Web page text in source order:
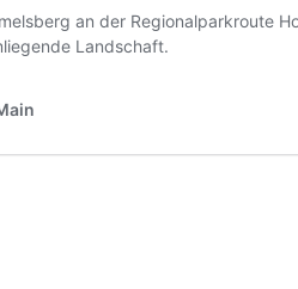
an der Regionalparkroute
Landschaft.